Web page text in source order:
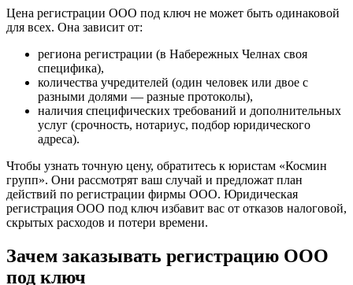
Цена регистрации ООО под ключ не может быть одинаковой
для всех. Она зависит от:
региона регистрации (в Набережных Челнах своя
специфика),
количества учредителей (один человек или двое с
разными долями — разные протоколы),
наличия специфических требований и дополнительных
услуг (срочность, нотариус, подбор юридического
адреса).
Чтобы узнать точную цену, обратитесь к юристам «Космин
групп». Они рассмотрят ваш случай и предложат план
действий по регистрации фирмы ООО. Юридическая
регистрация ООО под ключ избавит вас от отказов налоговой,
скрытых расходов и потери времени.
Зачем заказывать регистрацию ООО
под ключ